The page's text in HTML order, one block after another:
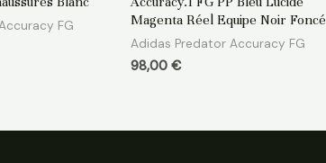
FG
sur
5
Magenta Réel Equipe Noir Foncé
Adidas Predator Accuracy FG
98,00 €